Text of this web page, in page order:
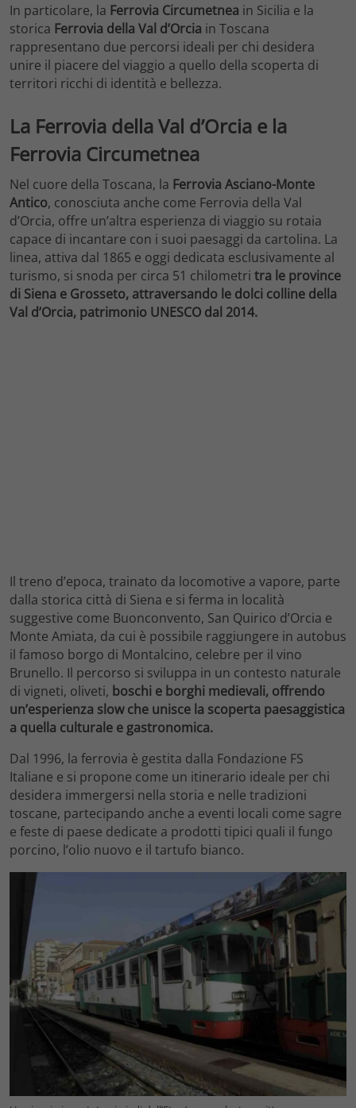
In particolare, la Ferrovia Circumetnea in Sicilia e la
storica Ferrovia della Val d’Orcia in Toscana
rappresentano due percorsi ideali per chi desidera
unire il piacere del viaggio a quello della scoperta di
territori ricchi di identità e bellezza.
La Ferrovia della Val d’Orcia e la
Ferrovia Circumetnea
Nel cuore della Toscana, la Ferrovia Asciano-Monte
Antico, conosciuta anche come Ferrovia della Val
d’Orcia, offre un’altra esperienza di viaggio su rotaia
capace di incantare con i suoi paesaggi da cartolina. La
linea, attiva dal 1865 e oggi dedicata esclusivamente al
turismo, si snoda per circa 51 chilometri tra le province
di Siena e Grosseto, attraversando le dolci colline della
Val d’Orcia, patrimonio UNESCO dal 2014.
Il treno d’epoca, trainato da locomotive a vapore, parte
dalla storica città di Siena e si ferma in località
suggestive come Buonconvento, San Quirico d’Orcia e
Monte Amiata, da cui è possibile raggiungere in autobus
il famoso borgo di Montalcino, celebre per il vino
Brunello. Il percorso si sviluppa in un contesto naturale
di vigneti, oliveti, boschi e borghi medievali, offrendo
un’esperienza slow che unisce la scoperta paesaggistica
a quella culturale e gastronomica.
Dal 1996, la ferrovia è gestita dalla Fondazione FS
Italiane e si propone come un itinerario ideale per chi
desidera immergersi nella storia e nelle tradizioni
toscane, partecipando anche a eventi locali come sagre
e feste di paese dedicate a prodotti tipici quali il fungo
porcino, l’olio nuovo e il tartufo bianco.